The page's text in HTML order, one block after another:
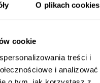
O plikach cookies
cookie
treści i
i analizować